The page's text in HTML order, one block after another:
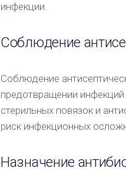
инфекции.
Соблюдение
Соблюдение
предотвращении
стерильных повязок и
риск инфекционных
Назначение